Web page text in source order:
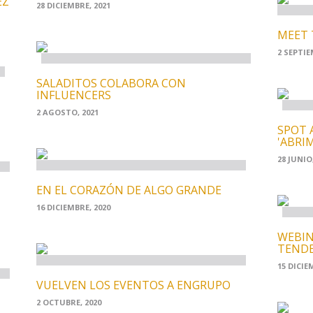
28 DICIEMBRE, 2021
MEET
2
SALADITOS COLABORA CON
INFLUENCERS
2 AGOSTO, 2021
SPOT
28
EN EL CORAZÓN DE ALGO GRANDE
16 DICIEMBRE, 2020
15
VUELVEN LOS EVENTOS A ENGRUPO
2 OCTUBRE, 2020